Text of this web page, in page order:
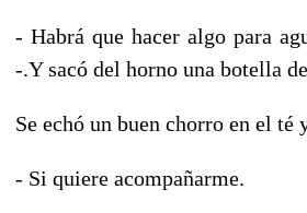
- Habrá que hacer algo para
-.Y sacó del horno una botella
Se echó un buen chorro en el té
- Si quiere acompañarme.